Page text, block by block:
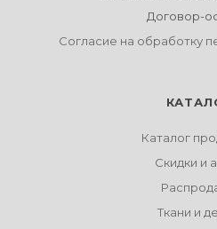
Договор-
Согласие на обработку
Каталог
Скидки и
Ткани и